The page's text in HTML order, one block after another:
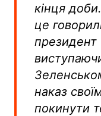
кінця
це
президент
наказ
покинути